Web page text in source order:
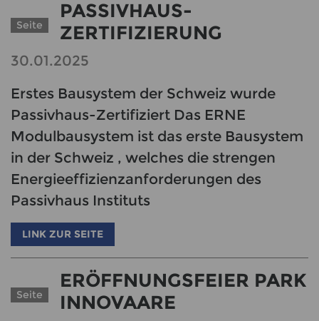
Seite
PASSIVHAUS-
ZERTIFIZIERUNG
30.01.2025
Erstes Bausystem der Schweiz wurde
Passivhaus-Zertifiziert Das ERNE
Modulbausystem ist das erste Bausystem
in der Schweiz , welches die strengen
Energieeffizienzanforderungen des
Passivhaus Instituts
LINK ZUR SEITE
Seite
ERÖFFNUNGSFEIER PARK
INNOVAARE